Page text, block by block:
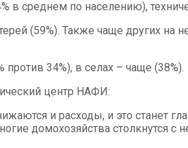
в среднем по населению),
(59%). Также чаще других на
34%), в селах – чаще (38%).
центр НАФИ:
и расходы, и это станет
домохозяйства столкнутся с